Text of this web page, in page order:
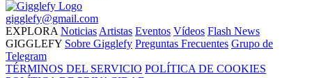
gigglefy@gmail.com
EXPLORA Noticias Artistas Eventos Vídeos Flash News
GIGGLEFY Sobre Gigglefy Preguntas Frecuentes Grupo de
Telegram
TÉRMINOS DEL SERVICIO POLÍTICA DE COOKIES